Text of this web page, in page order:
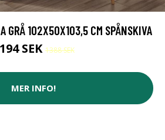
GRÅ 102X50X103,5 CM SPÅNSKIVA
SEK1388 SEK
MER INFO!